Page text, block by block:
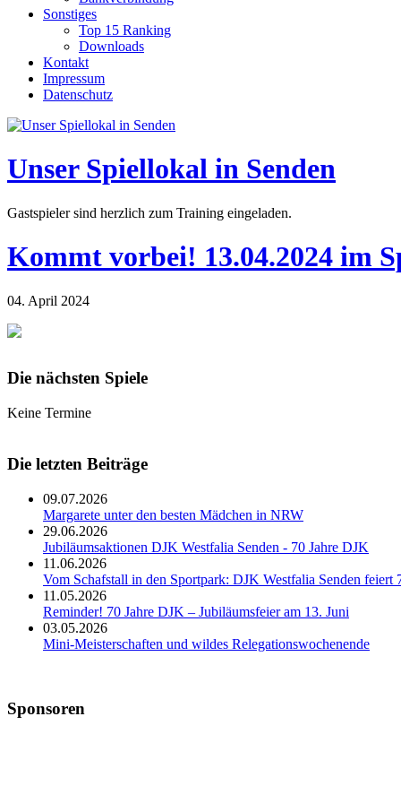
Sonstiges
Top 15 Ranking
Downloads
Kontakt
Impressum
Datenschutz
Unser Spiellokal in Senden
Gastspieler sind herzlich zum Training eingeladen.
Kommt vorbei! 13.04.2024 im
04. April 2024
Die nächsten Spiele
Keine Termine
Die letzten Beiträge
09.07.2026
Margarete unter den besten Mädchen in NRW
29.06.2026
Jubiläumsaktionen DJK Westfalia Senden - 70 Jahre DJK
11.06.2026
Vom Schafstall in den Sportpark: DJK Westfalia Senden feiert
11.05.2026
Reminder! 70 Jahre DJK – Jubiläumsfeier am 13. Juni
03.05.2026
Mini-Meisterschaften und wildes Relegationswochenende
Sponsoren